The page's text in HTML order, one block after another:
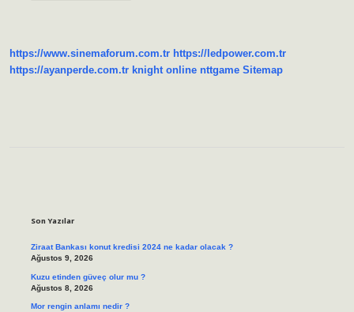
https://www.sinemaforum.com.tr https://ledpower.com.tr
https://ayanperde.com.tr knight online nttgame Sitemap
Son Yazılar
Ziraat Bankası konut kredisi 2024 ne kadar olacak ?
Ağustos 9, 2026
Kuzu etinden güveç olur mu ?
Ağustos 8, 2026
Mor rengin anlamı nedir ?